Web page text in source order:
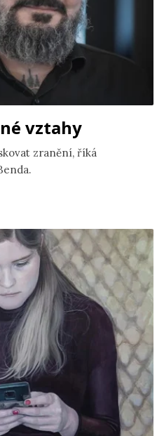
vztahy
zranění, říká